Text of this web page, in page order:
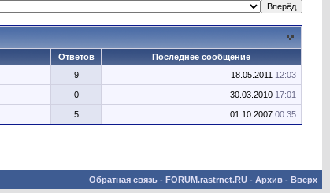
Ответов
Последнее сообщение
9 18.05.2011 12:03
0 30.03.2010 17:01
5 01.10.2007 00:35
Обратная связь - FORUM.rastrnet.RU - Архив - Вверх